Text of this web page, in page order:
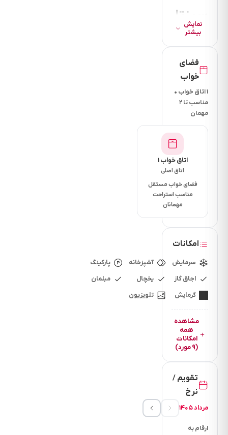
سپنتا
تک
خواب
دارای:
سپنتا
5سال
سابقه
و
دارای
مجوز
ازسازمان
گردشگری
استان
گیلان
رتبه
ی
ممتاز
گردشگری
داخل
شهر
رشت
اجاره
75
نمایش
بیشتر
فضای
خواب
۱ اتاق خواب •
مناسب تا ۲
مهمان
اتاق خواب ۱
اتاق اصلی
فضای خواب مستقل
مناسب استراحت
مهمانان
امکانات
سرمایش آشپزخانه
پارکینگ
اجاق گاز
یخچال
مبلمان
گرمایش
تلویزیون
مشاهده
همه
امکانات
(۹ مورد)
تقویم /
نرخ
مرداد ۱۴۰۵
ارقام به